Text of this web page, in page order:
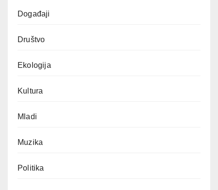
Događaji
Društvo
Ekologija
Kultura
Mladi
Muzika
Politika